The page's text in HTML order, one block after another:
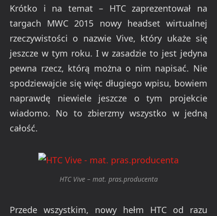
Krótko i na temat – HTC zaprezentował na
targach MWC 2015 nowy headset wirtualnej
rzeczywistości o nazwie Vive, który ukaże się
jeszcze w tym roku. I w zasadzie to jest jedyna
pewna rzecz, którą można o nim napisać. Nie
spodziewajcie się więc długiego wpisu, bowiem
naprawdę niewiele jeszcze o tym projekcie
wiadomo. No to zbierzmy wszystko w jedną
całość.
HTC Vive – mat. pras.producenta
Przede wszystkim, nowy hełm HTC od razu